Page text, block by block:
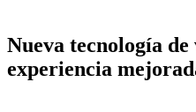
Nueva tecnología
experiencia